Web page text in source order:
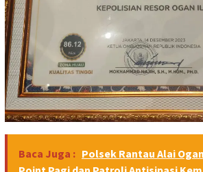
Baca Juga : Polsek Rantau Alai